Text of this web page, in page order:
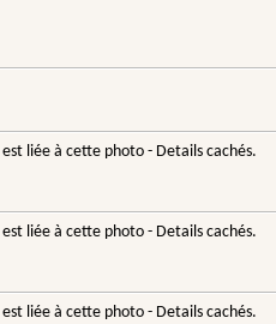
liée à cette photo - Details cachés.
liée à cette photo - Details cachés.
liée à cette photo - Details cachés.